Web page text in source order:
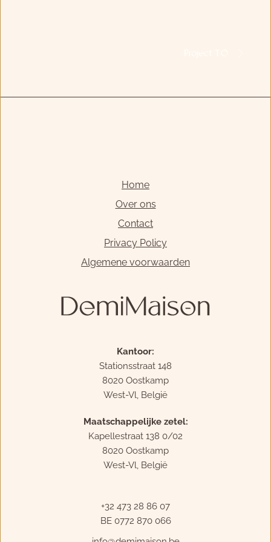
Home
Over ons
Contact
Privacy Policy
Algemene voorwaarden
Kantoor:
Stationsstraat 148
8020 Oostkamp
West-Vl, België
Maatschappelijke zetel:
Kapellestraat 138 0/02
8020 Oostkamp
West-Vl, België
+32 473 28 86 07
BE 0772 870 066